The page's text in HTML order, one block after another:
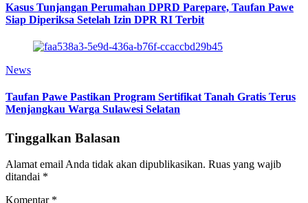
Kasus Tunjangan Perumahan DPRD Parepare, Taufan Pawe
Siap Diperiksa Setelah Izin DPR RI Terbit
News
Taufan Pawe Pastikan Program Sertifikat Tanah Gratis Terus
Menjangkau Warga Sulawesi Selatan
Tinggalkan Balasan
Alamat email Anda tidak akan dipublikasikan. Ruas yang wajib
ditandai *
Komentar *